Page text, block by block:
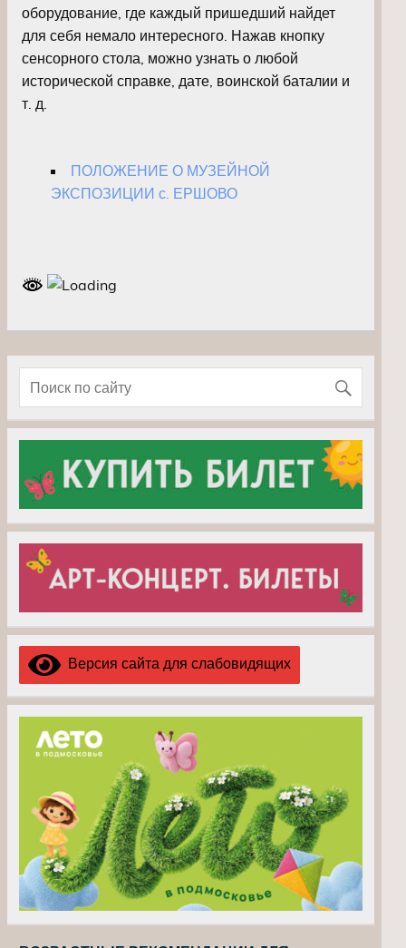
оборудование, где каждый пришедший найдет
для себя немало интересного. Нажав кнопку
сенсорного стола, можно узнать о любой
исторической справке, дате, воинской баталии и
т. д.
ПОЛОЖЕНИЕ О МУЗЕЙНОЙ
ЭКСПОЗИЦИИ с. ЕРШОВО
Версия сайта для слабовидящих